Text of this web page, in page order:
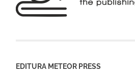
EDITURA METEOR PRESS